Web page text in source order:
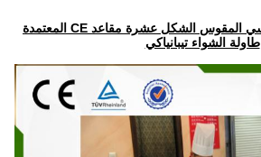
التسخين الكهرومغناطيسي المقوس الشكل عشرة مقاعد CE المعتمدة
طاولة الشواء تيبانياكي